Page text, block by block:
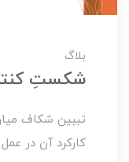
بلاگ
شکستِ
تببين شکاف
کارکرد آن در عمل